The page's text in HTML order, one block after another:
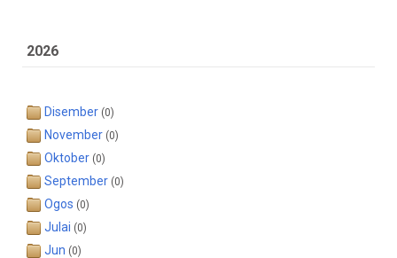
2026
Disember (0)
November (0)
Oktober (0)
September (0)
Ogos (0)
Julai (0)
Jun (0)